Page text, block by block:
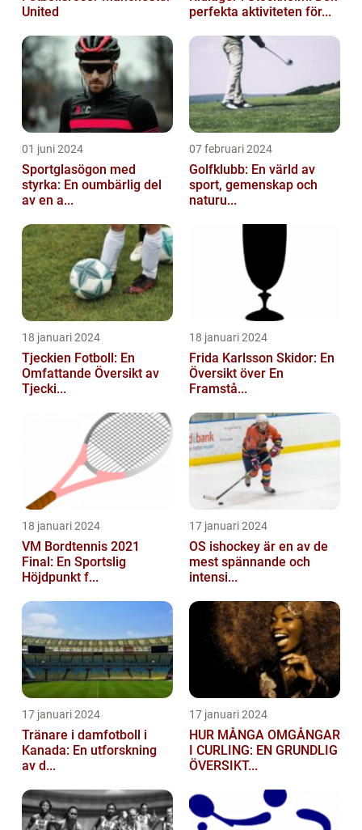
United
perfekta aktiviteten för...
01 juni 2024
Sportglasögon med
styrka: En oumbärlig del
av en a...
07 februari 2024
Golfklubb: En värld av
sport, gemenskap och
naturu...
18 januari 2024
Tjeckien Fotboll: En
Omfattande Översikt av
Tjecki...
18 januari 2024
Frida Karlsson Skidor: En
Översikt över En
Framstå...
18 januari 2024
VM Bordtennis 2021
Final: En Sportslig
Höjdpunkt f...
17 januari 2024
OS ishockey är en av de
mest spännande och
intensi...
17 januari 2024
Tränare i damfotboll i
Kanada: En utforskning
av d...
17 januari 2024
HUR MÅNGA OMGÅNGAR
I CURLING: EN GRUNDLIG
ÖVERSIKT...